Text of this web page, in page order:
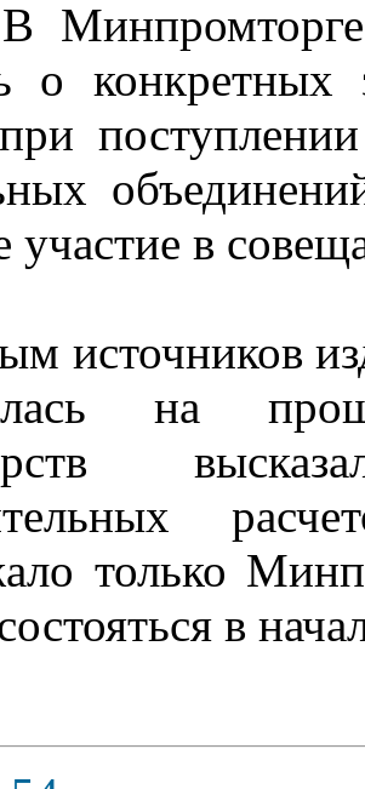
о конкретных
поступлении
участие в
источников
на
только
в